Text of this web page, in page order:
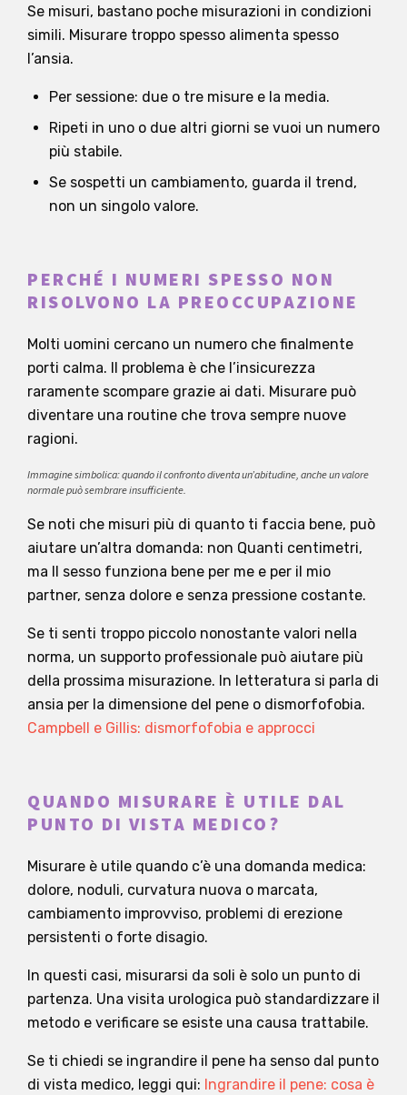
Se misuri, bastano poche misurazioni in condizioni
simili. Misurare troppo spesso alimenta spesso
l’ansia.
Per sessione: due o tre misure e la media.
Ripeti in uno o due altri giorni se vuoi un numero
più stabile.
Se sospetti un cambiamento, guarda il trend,
non un singolo valore.
PERCHÉ I NUMERI SPESSO NON
RISOLVONO LA PREOCCUPAZIONE
Molti uomini cercano un numero che finalmente
porti calma. Il problema è che l’insicurezza
raramente scompare grazie ai dati. Misurare può
diventare una routine che trova sempre nuove
ragioni.
Immagine simbolica: quando il confronto diventa un’abitudine, anche un valore
normale può sembrare insufficiente.
Se noti che misuri più di quanto ti faccia bene, può
aiutare un’altra domanda: non Quanti centimetri,
ma Il sesso funziona bene per me e per il mio
partner, senza dolore e senza pressione costante.
Se ti senti troppo piccolo nonostante valori nella
norma, un supporto professionale può aiutare più
della prossima misurazione. In letteratura si parla di
ansia per la dimensione del pene o dismorfofobia.
Campbell e Gillis: dismorfofobia e approcci
QUANDO MISURARE È UTILE DAL
PUNTO DI VISTA MEDICO?
Misurare è utile quando c’è una domanda medica:
dolore, noduli, curvatura nuova o marcata,
cambiamento improvviso, problemi di erezione
persistenti o forte disagio.
In questi casi, misurarsi da soli è solo un punto di
partenza. Una visita urologica può standardizzare il
metodo e verificare se esiste una causa trattabile.
Se ti chiedi se ingrandire il pene ha senso dal punto
di vista medico, leggi qui: Ingrandire il pene: cosa è